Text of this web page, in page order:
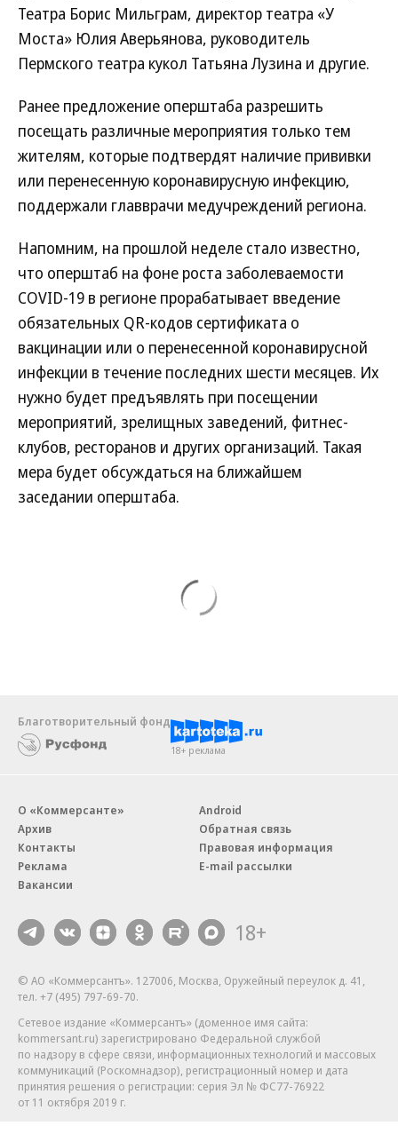
Театра Борис Мильграм, директор театра «У
Моста» Юлия Аверьянова, руководитель
Пермского театра кукол Татьяна Лузина и другие.
Ранее предложение оперштаба разрешить
посещать различные мероприятия только тем
жителям, которые подтвердят наличие прививки
или перенесенную коронавирусную инфекцию,
поддержали главврачи медучреждений региона.
Напомним, на прошлой неделе стало известно,
что оперштаб на фоне роста заболеваемости
COVID-19 в регионе прорабатывает введение
обязательных QR-кодов сертификата о
вакцинации или о перенесенной коронавирусной
инфекции в течение последних шести месяцев. Их
нужно будет предъявлять при посещении
мероприятий, зрелищных заведений, фитнес-
клубов, ресторанов и других организаций. Такая
мера будет обсуждаться на ближайшем
заседании оперштаба.
Благотворительный фонд
18+ реклама
О «Коммерсанте»
Архив
Контакты
Реклама
Вакансии
Android
Обратная связь
Правовая информация
E-mail рассылки
18+
© АО «Коммерсантъ». 127006, Москва, Оружейный переулок д. 41,
тел. +7 (495) 797-69-70.
Сетевое издание «Коммерсантъ» (доменное имя сайта:
kommersant.ru) зарегистрировано Федеральной службой
по надзору в сфере связи, информационных технологий и массовых
коммуникаций (Роскомнадзор), регистрационный номер и дата
принятия решения о регистрации: серия Эл № ФС77-76922
от 11 октября 2019 г.